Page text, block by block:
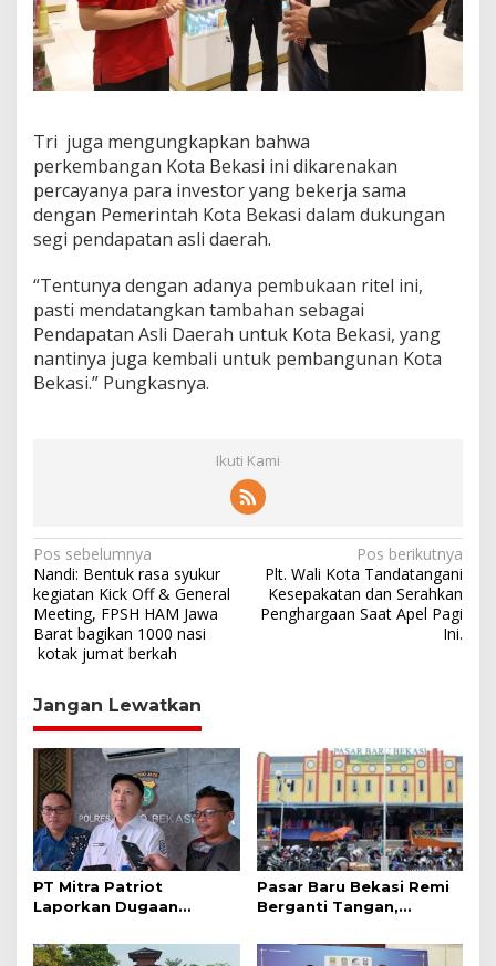
Tri juga mengungkapkan bahwa
perkembangan Kota Bekasi ini dikarenakan
percayanya para investor yang bekerja sama
dengan Pemerintah Kota Bekasi dalam dukungan
segi pendapatan asli daerah.
“Tentunya dengan adanya pembukaan ritel ini,
pasti mendatangkan tambahan sebagai
Pendapatan Asli Daerah untuk Kota Bekasi, yang
nantinya juga kembali untuk pembangunan Kota
Bekasi.” Pungkasnya.
Ikuti Kami
N
a
v
i
a
s
i
p
o
s
Pos sebelumnya
Nandi: Bentuk rasa syukur
kegiatan Kick Off & General
Meeting, FPSH HAM Jawa
Barat bagikan 1000 nasi
kotak jumat berkah
Pos berikutnya
Plt. Wali Kota Tandatangani
Kesepakatan dan Serahkan
Penghargaan Saat Apel Pagi
Ini.
Jangan Lewatkan
PT Mitra Patriot
Laporkan Dugaan
Pedagang Pasar Baru
Pasar Baru Bekasi Remi
Berganti Tangan,
Patriot